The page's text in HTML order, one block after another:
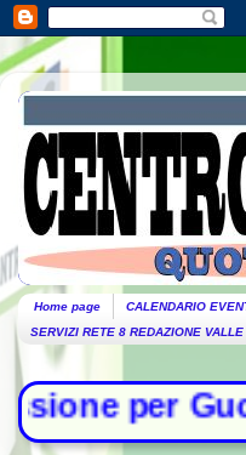
Home page CALENDARIO
SERVIZI RETE 8 REDAZIONE